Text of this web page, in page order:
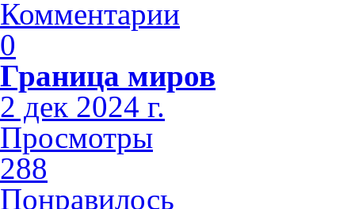
Комментарии
0
Граница миров
2 дек 2024 г.
Просмотры
288
Понравилось